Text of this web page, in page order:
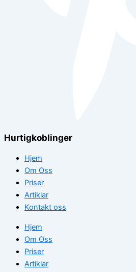
Hurtigkoblinger
Hjem
Om Oss
Priser
Artiklar
Kontakt oss
Hjem
Om Oss
Priser
Artiklar